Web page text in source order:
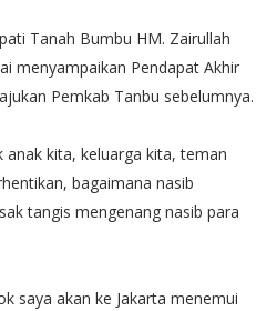
Tanah Bumbu HM. Zairullah
menyampaikan Pendapat Akhir
Pemkab Tanbu sebelumnya.
kita, keluarga kita, teman
bagaimana nasib
tangis mengenang nasib para
saya akan ke Jakarta menemui